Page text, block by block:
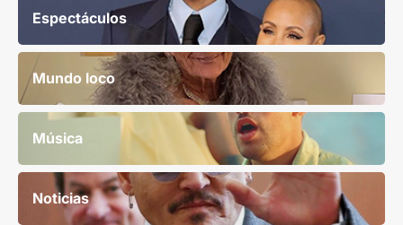
Espectáculos
Mundo loco
Música
Noticias